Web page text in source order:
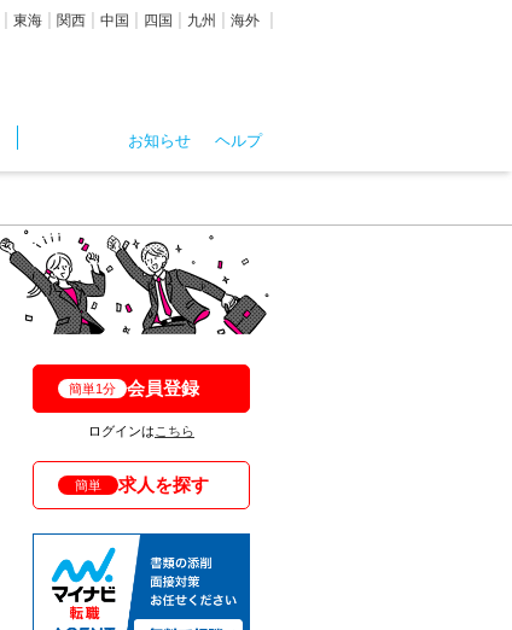
東海 関西 中国 四国 九州 海外
お知らせ ヘルプ
簡単1分 会員登録
ログインは こちら
簡単 求人を探す